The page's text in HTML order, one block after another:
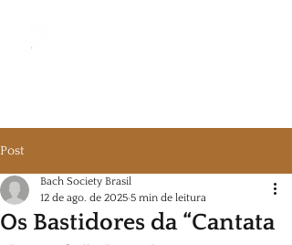
Post
Os Bastidores da “Cantata
Bach Society Brasil
12 de ago. de 2025 5 min de leitura